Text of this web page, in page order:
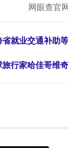
网眼查官
就业交通补助等
行家哈佳哥维奇